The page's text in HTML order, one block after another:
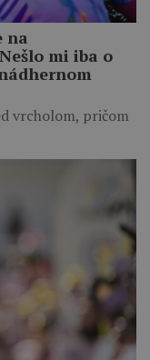
na
mi iba o
vrcholom, pričom